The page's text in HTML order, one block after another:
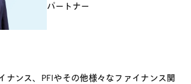
パートナー
ナンス、PFIやその他様々なファイナンス関